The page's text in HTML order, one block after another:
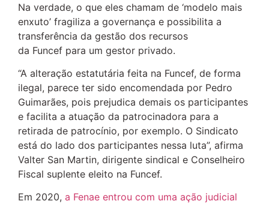
Na verdade, o que eles chamam de ‘modelo mais
enxuto’ fragiliza a governança e possibilita a
transferência da gestão dos recursos
da Funcef para um gestor privado.
“A alteração estatutária feita na Funcef, de forma
ilegal, parece ter sido encomendada por Pedro
Guimarães, pois prejudica demais os participantes
e facilita a atuação da patrocinadora para a
retirada de patrocínio, por exemplo. O Sindicato
está do lado dos participantes nessa luta”, afirma
Valter San Martin, dirigente sindical e Conselheiro
Fiscal suplente eleito na Funcef.
Em 2020, a Fenae entrou com uma ação judicial